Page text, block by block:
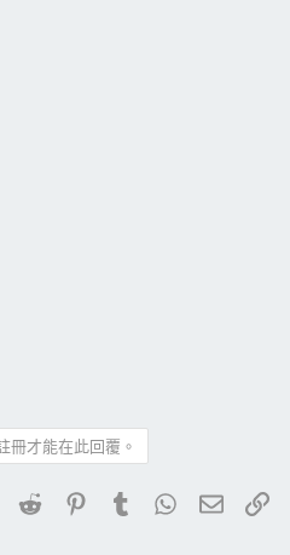
冊才能在此回覆。
LinkedIn
Reddit PinterestTumblrWhatsApp
電子